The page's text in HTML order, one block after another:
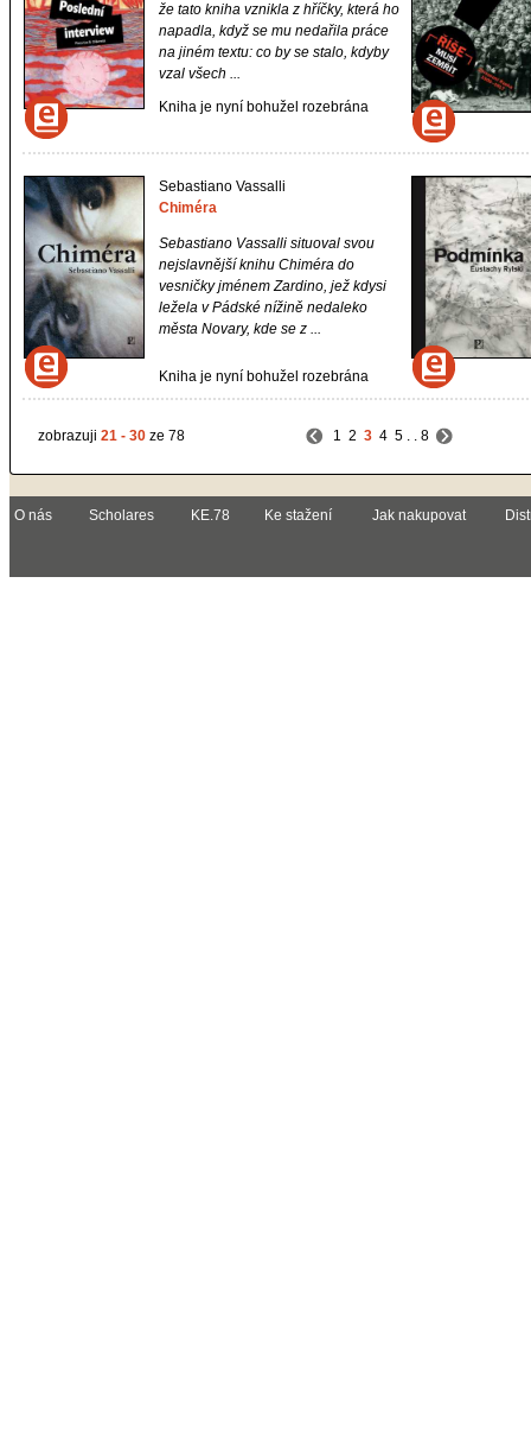
že tato kniha vznikla z hříčky, která ho
napadla, když se mu nedařila práce
na jiném textu: co by se stalo, kdyby
vzal všech ...
Kniha je nyní bohužel rozebrána
Sebastiano Vassalli
Chiméra
Sebastiano Vassalli situoval svou
nejslavnější knihu Chiméra do
vesničky jménem Zardino, jež kdysi
ležela v Pádské nížině nedaleko
města Novary, kde se z ...
Kniha je nyní bohužel rozebrána
zobrazuji 21 - 30 ze 78 1 2 3 4 5 . . 8
O nás Scholares KE.78 Ke stažení Jak nakupovat